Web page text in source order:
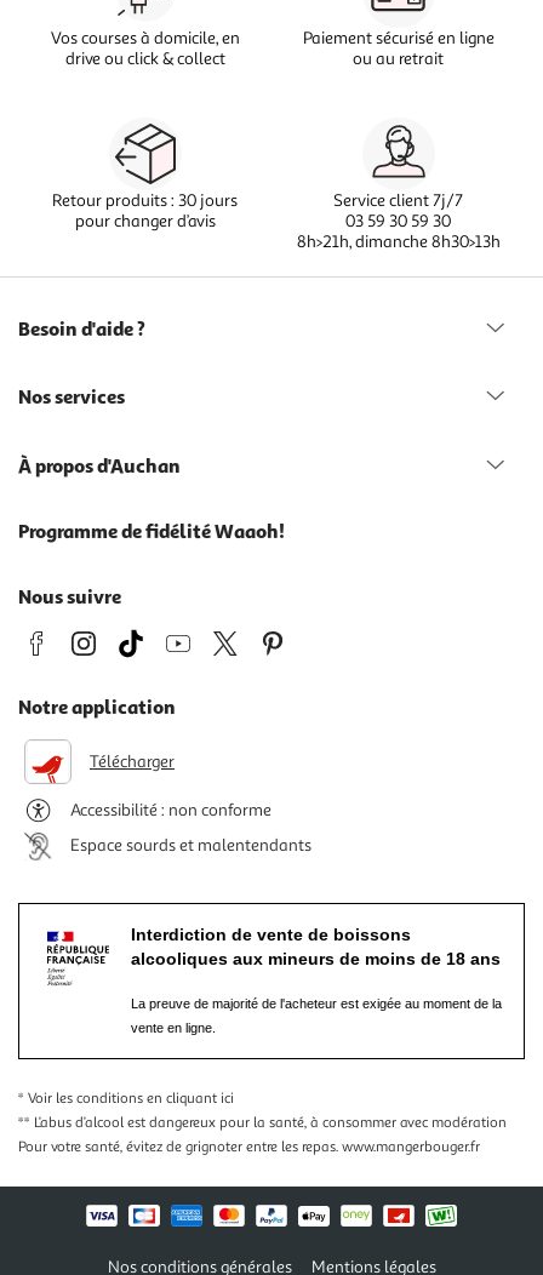
Vos courses à domicile, en
drive ou click & collect
Paiement sécurisé en ligne
ou au retrait
Retour produits : 30 jours
pour changer d’avis
Service client 7j/7
03 59 30 59 30
8h>21h, dimanche 8h30>13h
Besoin d'aide ?
Nos services
À propos d'Auchan
Programme de fidélité Waaoh!
Nous suivre
Notre application
Télécharger
Accessibilité : non conforme
Espace sourds et malentendants
Interdiction de vente de boissons
alcooliques aux mineurs de moins de 18 ans
La preuve de majorité de l'acheteur est exigée au moment de la
vente en ligne.
* Voir les conditions en cliquant ici
** L’abus d’alcool est dangereux pour la santé, à consommer avec modération
Pour votre santé, évitez de grignoter entre les repas. www.mangerbouger.fr
Nos conditions générales Mentions légales